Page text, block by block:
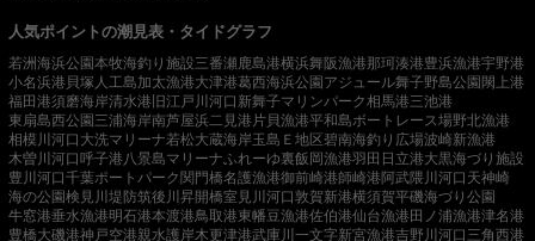
人気ポイントの潮見表・タイドグラフ
若洲海浜公園本牧海釣り施設三番瀬 鹿島港横浜舞阪漁港那珂湊港豊浜漁港宇野港
小名浜港 貝塚人工島加太漁港大津港葛西海浜公園アジュール舞子野島公園閖上港
福田港須磨海岸清水港 旧江戸川河口 新舞子マリンパーク相馬港三池港
東扇島西公園三浦海岸南芦屋浜二見港 片貝漁港平和島ボートレース場野北漁港
相模川河口 大洗マリーナ若松大蔵海岸玉島Ｅ地区碧南海釣り広場波崎新漁港
木曽川河口呼子港 八景島マリーナふれーゆ裏飯岡漁港羽田 日立港大黒海づり施設
豊川河口千葉ポートパーク関門橋名護漁港御前崎港師崎港阿武隈川河口 天神崎
海の公園検見川堤防筑後川昇開橋室見川河口敦賀新港横須賀平磯海づり公園
牛窓港垂水漁港明石港本渡港鳥取港東幡豆漁港佐伯港仙台漁港田ノ浦漁港津名港
豊橋大磯港神戸空港親水護岸木更津港武庫川一文字新宮漁港吉野川河口 三角西港